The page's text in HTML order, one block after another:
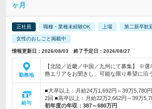
ヶ月
正社員 職種・業種未経験OK 上場 第二新卒歓
女性のおしごと掲載中
情報更新日：2026/08/03 終了予定日：2026/08/27
勤務地
【北陸／近畿／中国／九州にて募集】 ※選
務エリアをお聞きし、可能な限り希望に沿
給与
■大卒以上：月給24万1,692円～39万5,780
2回 ■高卒以上：月給22万2,662円～39万
初年度の年収： 387～680万円